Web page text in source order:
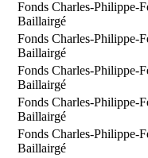
Fonds Charles-Philippe-
Baillairgé
Fonds Charles-Philippe-
Baillairgé
Fonds Charles-Philippe-
Baillairgé
Fonds Charles-Philippe-
Baillairgé
Fonds Charles-Philippe-
Baillairgé